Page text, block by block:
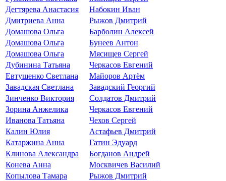
Дегтярева Анастасия
Набокин Иван
Дмитриева Анна
Рыжов Дмитрий
Домашова Ольга
Барболин Алексей
Домашова Ольга
Бунеев Антон
Домашова Ольга
Мясищев Сергей
Дубинина Татьяна
Черкасов Евгений
Евтушенко Светлана
Майоров Артём
Завадская Светлана
Завадский Георгий
Зинченко Виктория
Солдатов Дмитрий
Зорина Анжелика
Черкасов Евгений
Иванова Татьяна
Чехов Сергей
Калин Юлия
Астафьев Дмитрий
Катаржина Анна
Гатин Эдуард
Клинова Александра
Богданов Андрей
Конева Анна
Москвичев Василий
Копылова Тамара
Рыжов Дмитрий